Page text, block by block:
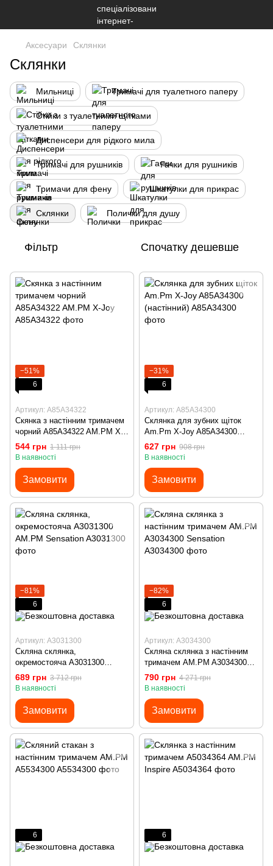
Аксесуари Склянки
Склянки
Мильниці Тримачі для туалетного паперу
Стійки з туалетними щітками
Диспенсери для рідкого мила
Тримачі для рушників Гачки для рушників
Тримачи для фену Шкатулки для прикрас
Склянки Полички для душу
Фільтр Спочатку дешевше
−51%
6
Артикул: A85A34322
Скянка з настінним тримачем
чорний A85A34322 AM.PM X-
Joy
544 грн 1 111 грн
В наявності
Замовити
−31%
6
Артикул: A85A34300
Склянка для зубних щіток
Am.Pm X-Joy A85A34300
(настінний)
627 грн 908 грн
В наявності
Замовити
−81%
6
Артикул: A3031300
Скляна склянка,
окремостояча A3031300
AM.PM Sensation
689 грн 3 712 грн
В наявності
Замовити
−82%
6
Артикул: A3034300
Скляна склянка з настінним
тримачем AM.PM A3034300
Sensation
790 грн 4 271 грн
В наявності
Замовити
6 6